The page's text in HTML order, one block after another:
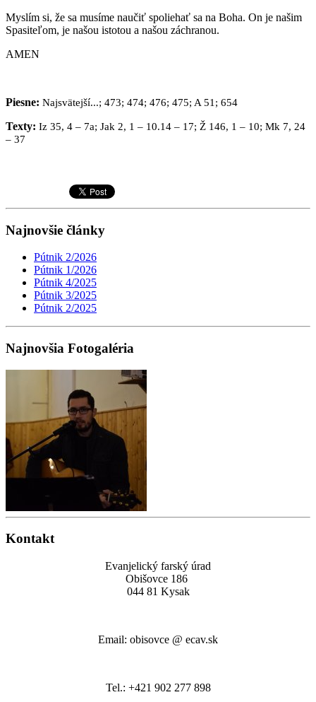
Myslím si, že sa musíme naučiť spoliehať sa na Boha. On je našim
Spasiteľom, je našou istotou a našou záchranou.
AMEN
Piesne: Najsvätejší...; 473; 474; 476; 475; A 51; 654
Texty: Iz 35, 4 – 7a; Jak 2, 1 – 10.14 – 17; Ž 146, 1 – 10; Mk 7, 24
– 37
Najnovšie články
Pútnik 2/2026
Pútnik 1/2026
Pútnik 4/2025
Pútnik 3/2025
Pútnik 2/2025
Najnovšia Fotogaléria
Kontakt
Evanjelický farský úrad
Obišovce 186
044 81 Kysak
Email: obisovce @ ecav.sk
Tel.: +421 902 277 898